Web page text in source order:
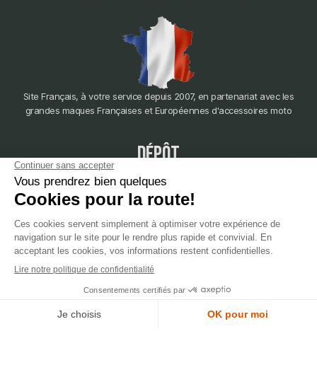
Site Français, à votre service depuis 2007, en partenariat avec les
grandes maques Françaises et Européennes d'accessoires moto
dépôt
LYON
388 Av. Charles de Gaulle, 69200 Vénissieux
© 2007-2025 Silverstone Motor